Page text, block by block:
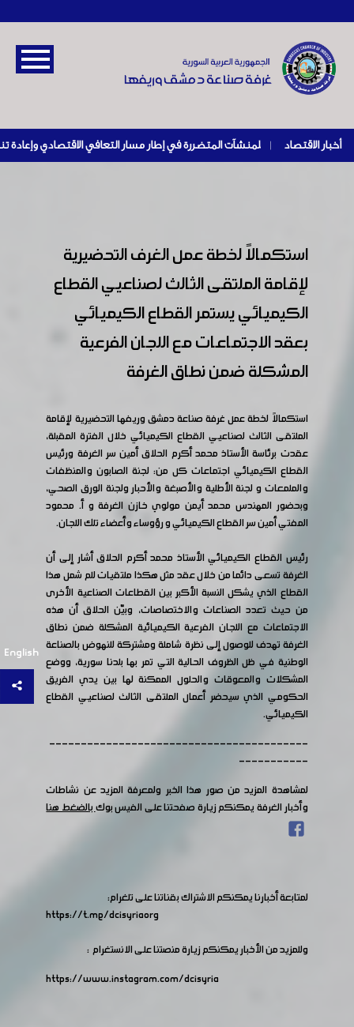
أخبار الاقتصاد |
English
استكمالاً لخطة عمل الغرف التحضيرية
لإقامة الملتقى الثالث لصناعيي القطاع
الكيميائي يستمر القطاع الكيميائي
بعقد الاجتماعات مع اللجان الفرعية
المشكلة ضمن نطاق الغرفة
استكمالاً لخطة عمل غرفة صناعة دمشق وريفها التحضيرية لإقامة
الملتقى الثالث لصناعيي القطاع الكيميائي خلال الفترة المقبلة،
عقدت برئاسة الأستاذ محمد أكرم الحلاق أمين سر الغرفة ورئيس
القطاع الكيميائي اجتماعات كل من: لجنة الصابون والمنظفات
والملمعات و لجنة الأطلية والأصبغة والأحبار ولجنة الورق الصحي،
وبحضور المهندس محمد أيمن مولوي خازن الغرفة و أ. محمود
المفتي أمين سر القطاع الكيميائي و رؤوساء وأعضاء تلك اللجان.
رئيس القطاع الكيميائي الأستاذ محمد أكرم الحلاق أشار إلى أن
الغرفة تسعى دائما من خلال عقد مثل هكذا ملتقيات للم شمل هذا
القطاع الذي يشكل النسبة الأكبر بين القطاعات الصناعية الأخرى
من حيث تعدد الصناعات والاختصاصات، وبيّن الحلاق أن هذه
الاجتماعات مع اللجان الفرعية الكيميائية المشكلة ضمن نطاق
الغرفة تهدف للوصول إلى نظرة شاملة ومشتركة للنهوض بالصناعة
الوطنية في ظل الظروف الحالية التي تمر بها بلدنا سورية، ووضع
المشكلات والمعوقات والحلول الممكنة لها بين يدي الفريق
الحكومي الذي سيحضر أعمال الملتقى الثالث لصناعيي القطاع
الكيميائي.
-----------------------------------------
-----------
لمشاهدة المزيد من صور هذا الخبر ولمعرفة المزيد عن نشاطات
وأخبار الغرفة يمكنكم زيارة صفحتنا على الفيس بوكبالضغط هنا
لمتابعة أخبارنا يمكنكم الاشتراك بقناتنا على تلغرام:
https://t.me/dcisyriaorg
وللمزيد من الأخبار يمكنكم زيارة منصتنا على الانستغرام :
https://www.instagram.com/dcisyria​